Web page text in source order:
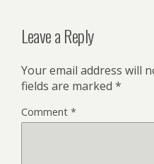
Leave a Reply
Your email address will
fields are marked *
Comment *